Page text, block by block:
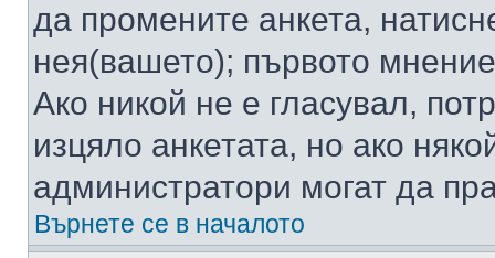
да промените анкета,
нея(вашето); първото
Ако никой не е гласувал,
изцяло анкетата, но ако
администратори могат да
Върнете се в началото